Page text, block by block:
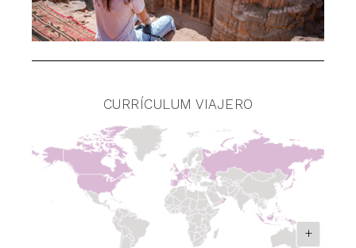
CURRÍCULUM VIAJERO
+